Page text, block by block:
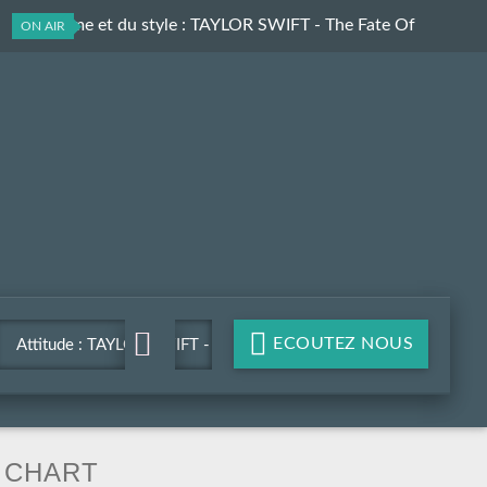
ON AIR
Du rythme et du style : TAYLOR SWIFT - The Fate Of
Attitude : TAYLOR SWIFT -
The Fate Of Ophelia
ECOUTEZ NOUS
CHART